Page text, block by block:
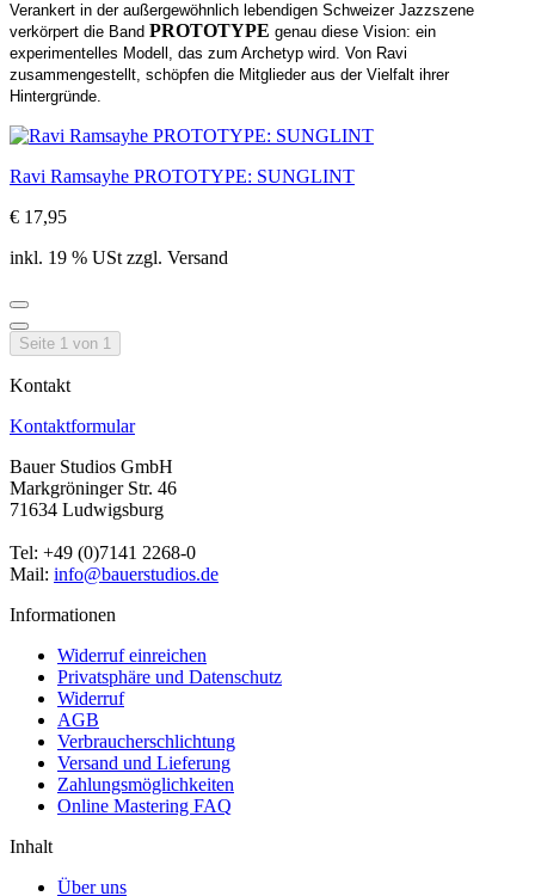
Verankert in der außergewöhnlich lebendigen Schweizer Jazzszene
verkörpert die Band PROTOTYPE genau diese Vision: ein
experimentelles Modell, das zum Archetyp wird. Von Ravi
zusammengestellt, schöpfen die Mitglieder aus der Vielfalt ihrer
Hintergründe.
Ravi Ramsayhe PROTOTYPE: SUNGLINT
€ 17,95
inkl. 19 % USt zzgl. Versand
Seite 1 von 1
Kontakt
Kontaktformular
Bauer Studios GmbH
Markgröninger Str. 46
71634 Ludwigsburg
Tel: +49 (0)7141 2268-0
Mail: info@bauerstudios.de
Informationen
Widerruf einreichen
Privatsphäre und Datenschutz
Widerruf
AGB
Verbraucherschlichtung
Versand und Lieferung
Zahlungsmöglichkeiten
Online Mastering FAQ
Inhalt
Über uns